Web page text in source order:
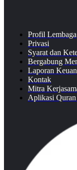
Profil Lembaga
Privasi
Syarat dan
Bergabung
Laporan
Kontak
Mitra
Aplikasi